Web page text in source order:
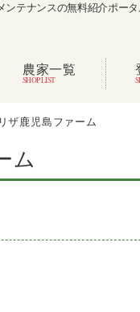
ンテナンスの無料紹介ポー
農家一覧
ザ鹿児島ファーム
ム